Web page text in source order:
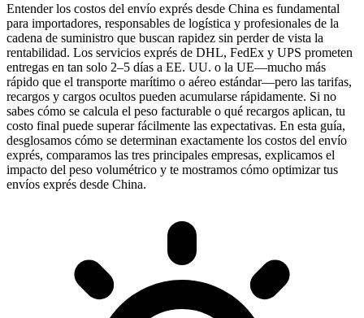
Entender los costos del envío exprés desde China es fundamental
para importadores, responsables de logística y profesionales de la
cadena de suministro que buscan rapidez sin perder de vista la
rentabilidad. Los servicios exprés de DHL, FedEx y UPS prometen
entregas en tan solo 2–5 días a EE. UU. o la UE—mucho más
rápido que el transporte marítimo o aéreo estándar—pero las tarifas,
recargos y cargos ocultos pueden acumularse rápidamente. Si no
sabes cómo se calcula el peso facturable o qué recargos aplican, tu
costo final puede superar fácilmente las expectativas. En esta guía,
desglosamos cómo se determinan exactamente los costos del envío
exprés, comparamos las tres principales empresas, explicamos el
impacto del peso volumétrico y te mostramos cómo optimizar tus
envíos exprés desde China.